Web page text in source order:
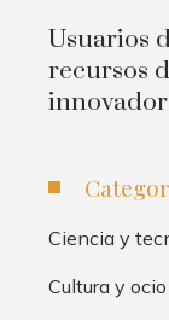
Usuarios
recursos
innovador
Ciencia y
Cultura y ocio